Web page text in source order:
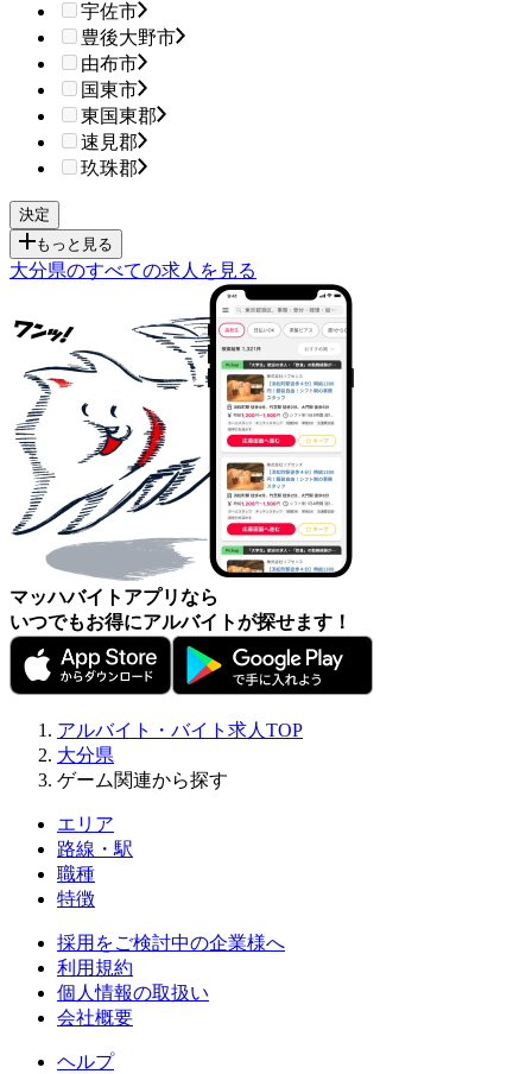
宇佐市
豊後大野市
由布市
国東市
東国東郡
速見郡
玖珠郡
もっと見る
大分県のすべての求人を見る
マッハバイトアプリなら
いつでもお得にアルバイトが探せます！
アルバイト・バイト求人TOP
大分県
ゲーム関連から探す
エリア
路線・駅
職種
特徴
採用をご検討中の企業様へ
利用規約
個人情報の取扱い
会社概要
ヘルプ